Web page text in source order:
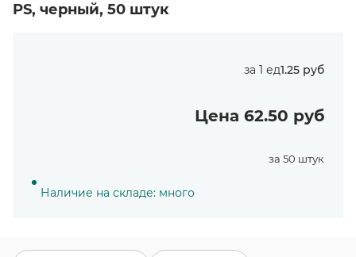
PS, черный, 50 штук
за 1 ед1.25 руб
Цена 62.50 руб
за 50 штук
Наличие на складе: много